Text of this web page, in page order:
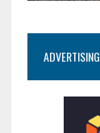
ADVERTISING